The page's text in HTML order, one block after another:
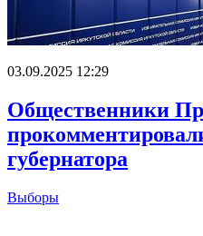
03.09.2025 12:29
Общественники
губернатора
Выборы